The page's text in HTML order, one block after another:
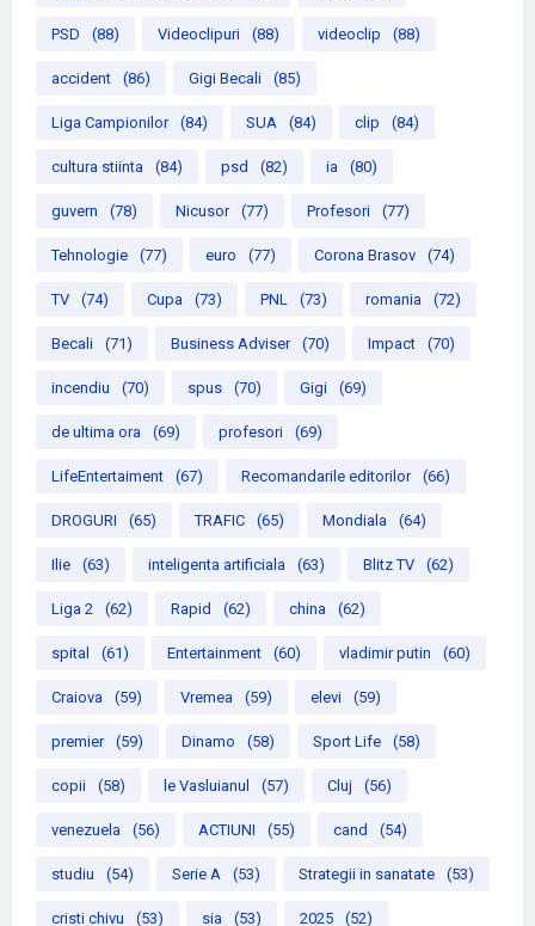
PSD (88) Videoclipuri (88) videoclip (88)
accident (86) Gigi Becali (85)
Liga Campionilor (84) SUA (84) clip (84)
cultura stiinta (84) psd (82) ia (80)
guvern (78) Nicusor (77) Profesori (77)
Tehnologie (77) euro (77) Corona Brasov (74)
TV (74) Cupa (73) PNL (73) romania (72)
Becali (71) Business Adviser (70) Impact (70)
incendiu (70) spus (70) Gigi (69)
de ultima ora (69) profesori (69)
LifeEntertaiment (67) Recomandarile editorilor (66)
DROGURI (65) TRAFIC (65) Mondiala (64)
Ilie (63) inteligenta artificiala (63) Blitz TV (62)
Liga 2 (62) Rapid (62) china (62)
spital (61) Entertainment (60) vladimir putin (60)
Craiova (59) Vremea (59) elevi (59)
premier (59) Dinamo (58) Sport Life (58)
copii (58) le Vasluianul (57) Cluj (56)
venezuela (56) ACTIUNI (55) cand (54)
studiu (54) Serie A (53) Strategii in sanatate (53)
cristi chivu (53) sia (53) 2025 (52)